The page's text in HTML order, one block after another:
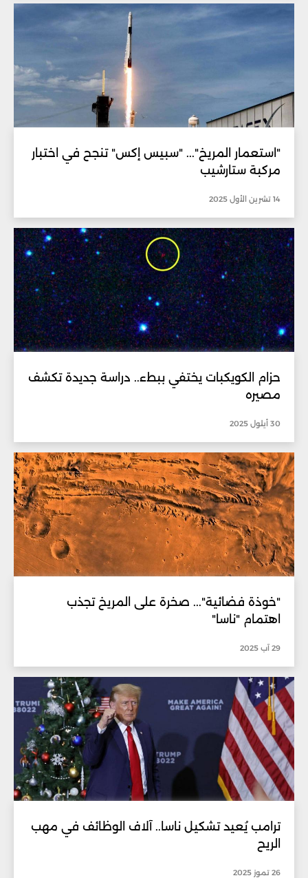
"استعمار المريخ"... "سبيس إكس" تنجح في اختبار
مركبة ستارشيب
14 تشرين الأول 2025
حزام الكويكبات يختفي ببطء.. دراسة جديدة تكشف
مصيره
30 أيلول 2025
"خوذة فضائية"... صخرة على المريخ تجذب
اهتمام "ناسا"
29 آب 2025
ترامب يُعيد تشكيل ناسا.. آلاف الوظائف في مهب
الريح
26 تموز 2025